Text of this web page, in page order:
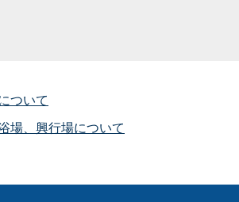
ついて
場、興行場について